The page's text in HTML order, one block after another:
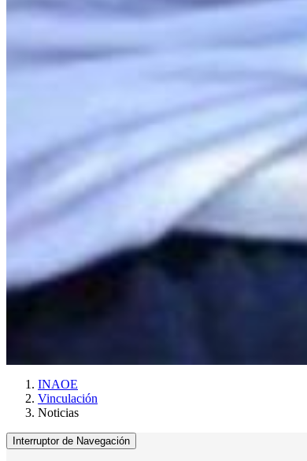
INAOE
Vinculación
Noticias
Interruptor de Navegación